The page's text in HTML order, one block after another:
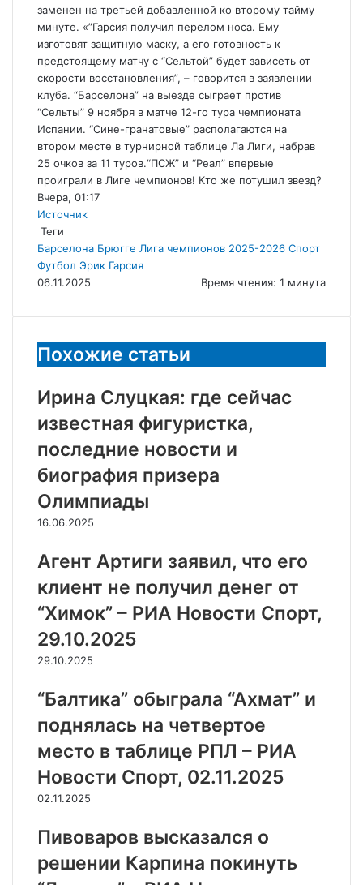
заменен на третьей добавленной ко второму тайму
минуте. «”Гарсия получил перелом носа. Ему
изготовят защитную маску, а его готовность к
предстоящему матчу с “Сельтой” будет зависеть от
скорости восстановления”, – говорится в заявлении
клуба. “Барселона” на выезде сыграет против
“Сельты” 9 ноября в матче 12-го тура чемпионата
Испании. “Сине-гранатовые” располагаются на
втором месте в турнирной таблице Ла Лиги, набрав
25 очков за 11 туров.“ПСЖ” и “Реал” впервые
проиграли в Лиге чемпионов! Кто же потушил звезд?
Вчера, 01:17
Источник
Теги
Барселона Брюгге Лига чемпионов 2025-2026 Спорт
Футбол Эрик Гарсия
06.11.2025
Время чтения: 1 минута
Похожие статьи
Ирина Слуцкая: где сейчас
известная фигуристка,
последние новости и
биография призера
Олимпиады
16.06.2025
Агент Артиги заявил, что его
клиент не получил денег от
“Химок” – РИА Новости Спорт,
29.10.2025
29.10.2025
“Балтика” обыграла “Ахмат” и
поднялась на четвертое
место в таблице РПЛ – РИА
Новости Спорт, 02.11.2025
02.11.2025
Пивоваров высказался о
решении Карпина покинуть